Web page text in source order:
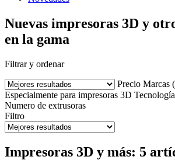
Nuevas impresoras 3D y
en la gama
Filtrar y ordenar
Precio Marcas
Especialmente para impresoras 3D
Numero de extrusoras
Filtro
Impresoras 3D y más: 5